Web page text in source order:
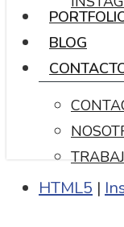
BLOG
HTML5 |